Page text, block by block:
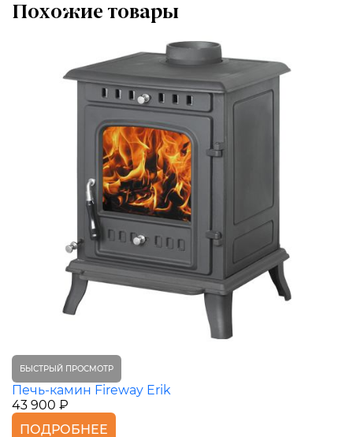
Похожие товары
БЫСТРЫЙ ПРОСМОТР
Печь-камин Fireway Erik
43 900 ₽
ПОДРОБНЕЕ